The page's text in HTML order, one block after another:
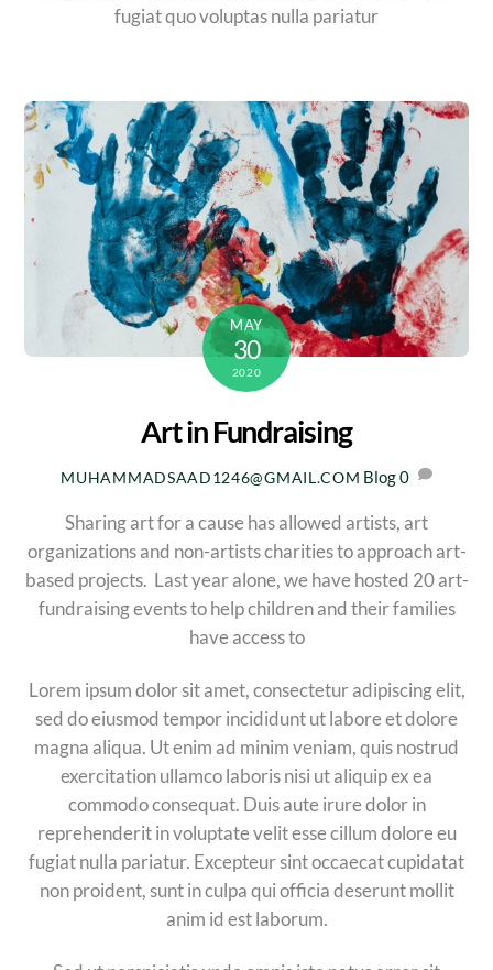
fugiat quo voluptas nulla pariatur
MAY
30
2020
Art in Fundraising
MUHAMMADSAAD1246@GMAIL.COM Blog0
Sharing art for a cause has allowed artists, art
organizations and non-artists charities to approach art-
based projects. Last year alone, we have hosted 20 art-
fundraising events to help children and their families
have access to
Lorem ipsum dolor sit amet, consectetur adipiscing elit,
sed do eiusmod tempor incididunt ut labore et dolore
magna aliqua. Ut enim ad minim veniam, quis nostrud
exercitation ullamco laboris nisi ut aliquip ex ea
commodo consequat. Duis aute irure dolor in
reprehenderit in voluptate velit esse cillum dolore eu
fugiat nulla pariatur. Excepteur sint occaecat cupidatat
non proident, sunt in culpa qui officia deserunt mollit
anim id est laborum.